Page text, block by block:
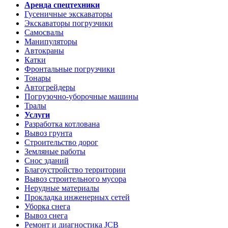
Аренда спецтехники
Гусеничные экскаваторы
Экскаваторы погрузчики
Самосвалы
Манипуляторы
Автокраны
Катки
Фронтальные погрузчики
Тонары
Автогрейдеры
Погрузочно-уборочные машины
Тралы
Услуги
Разработка котлована
Вывоз грунта
Строительство дорог
Земляные работы
Снос зданий
Благоустройство территории
Вывоз строительного мусора
Нерудные материалы
Прокладка инженерных сетей
Уборка снега
Вывоз снега
Ремонт и диагностика JCB